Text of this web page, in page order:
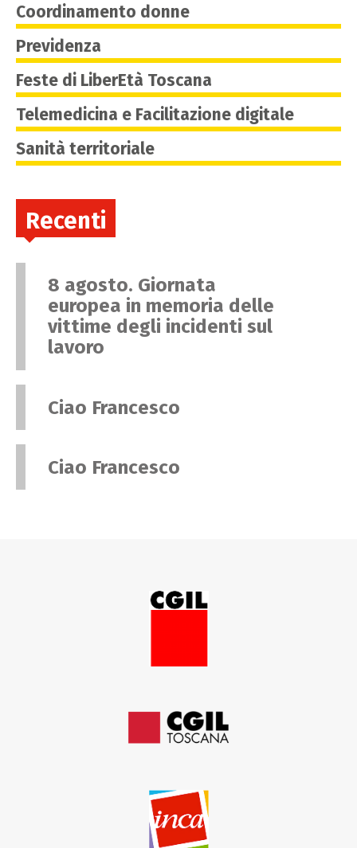
Coordinamento donne
Previdenza
Feste di LiberEtà Toscana
Telemedicina e Facilitazione digitale
Sanità territoriale
Recenti
8 agosto. Giornata
europea in memoria delle
vittime degli incidenti sul
lavoro
Ciao Francesco
Ciao Francesco